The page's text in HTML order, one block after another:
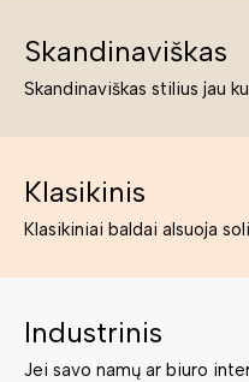
Skandinaviškas
Klasikinis
Industrinis